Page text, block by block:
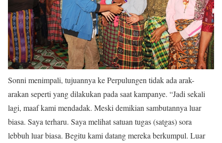
Sonni menimpali, tujuannya ke Perpulungen tidak ada arak-
arakan seperti yang dilakukan pada saat kampanye. “Jadi sekali
lagi, maaf kami mendadak. Meski demikian sambutannya luar
biasa. Saya terharu. Saya melihat satuan tugas (satgas) sora
lebbuh luar biasa. Begitu kami datang mereka berkumpul. Luar